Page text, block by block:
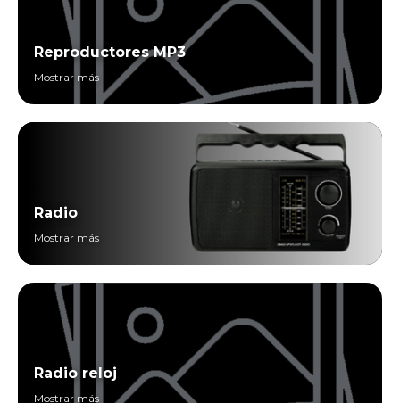
Reproductores MP3
Mostrar más
Radio
Mostrar más
Radio reloj
Mostrar más